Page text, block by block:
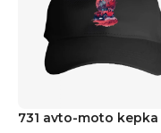
731 avto-moto kepka